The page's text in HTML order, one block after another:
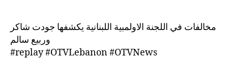
مخالفات في اللجنة الاولمبية اللبنانية يكشفها جودت شاكر
وربيع سالم
#replay #OTVLebanon #OTVNews